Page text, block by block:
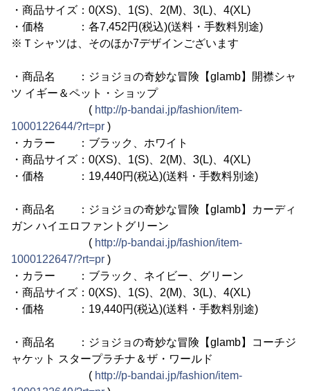
・商品サイズ：0(XS)、1(S)、2(M)、3(L)、4(XL)
・価格 ：各7,452円(税込)(送料・手数料別途)
※Ｔシャツは、そのほか7デザインございます
・商品名 ：ジョジョの奇妙な冒険【glamb】開襟シャ
ツ イギー＆ペット・ショップ
( http://p-bandai.jp/fashion/item-
1000122644/?rt=pr )
・カラー ：ブラック、ホワイト
・商品サイズ：0(XS)、1(S)、2(M)、3(L)、4(XL)
・価格 ：19,440円(税込)(送料・手数料別途)
・商品名 ：ジョジョの奇妙な冒険【glamb】カーディ
ガン ハイエロファントグリーン
( http://p-bandai.jp/fashion/item-
1000122647/?rt=pr )
・カラー ：ブラック、ネイビー、グリーン
・商品サイズ：0(XS)、1(S)、2(M)、3(L)、4(XL)
・価格 ：19,440円(税込)(送料・手数料別途)
・商品名 ：ジョジョの奇妙な冒険【glamb】コーチジ
ャケット スタープラチナ＆ザ・ワールド
( http://p-bandai.jp/fashion/item-